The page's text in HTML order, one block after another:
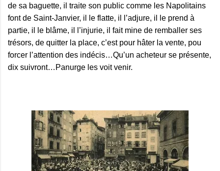
de sa baguette, il traite son public comme les Napolitains
font de Saint-Janvier, il le flatte, il l’adjure, il le prend à
partie, il le blâme, il l’injurie, il fait mine de remballer ses
trésors, de quitter la place, c’est pour hâter la vente, pou
forcer l’attention des indécis…Qu’un acheteur se présente,
dix suivront…Panurge les voit venir.